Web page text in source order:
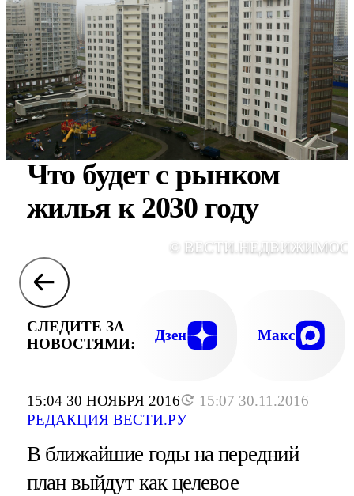
15:04 30 НОЯБРЯ 2016
15:07 30.11.2016
РЕДАКЦИЯ ВЕСТИ.РУ
Что будет с рынком
жилья к 2030 году
©
СЛЕДИТЕ ЗА
НОВОСТЯМИ:
Дзен Макс
В ближайшие годы на передний
план выйдут как целевое